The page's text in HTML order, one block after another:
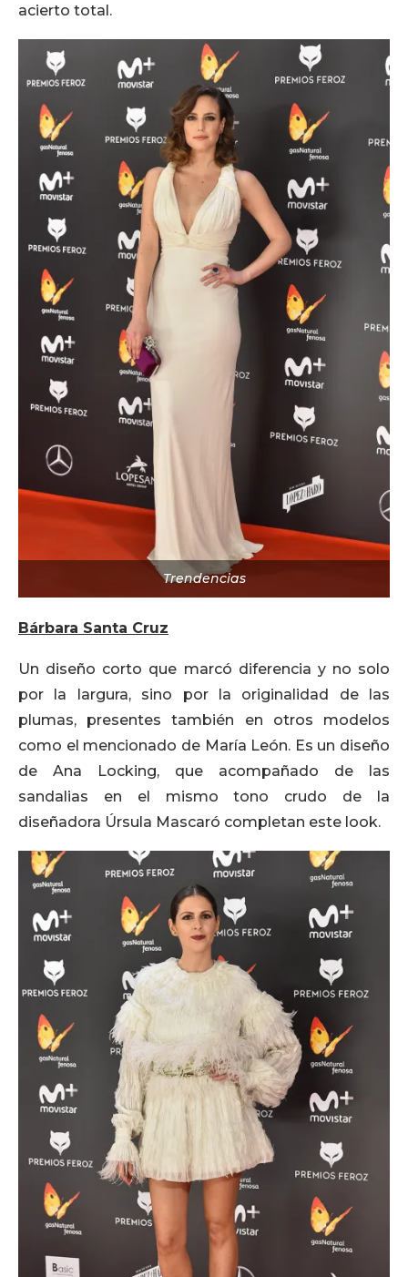
acierto total.
Trendencias
Bárbara Santa Cruz
Un diseño corto que marcó diferencia y no solo
por la largura, sino por la originalidad de las
plumas, presentes también en otros modelos
como el mencionado de María León. Es un diseño
de Ana Locking, que acompañado de las
sandalias en el mismo tono crudo de la
diseñadora Úrsula Mascaró completan este look.